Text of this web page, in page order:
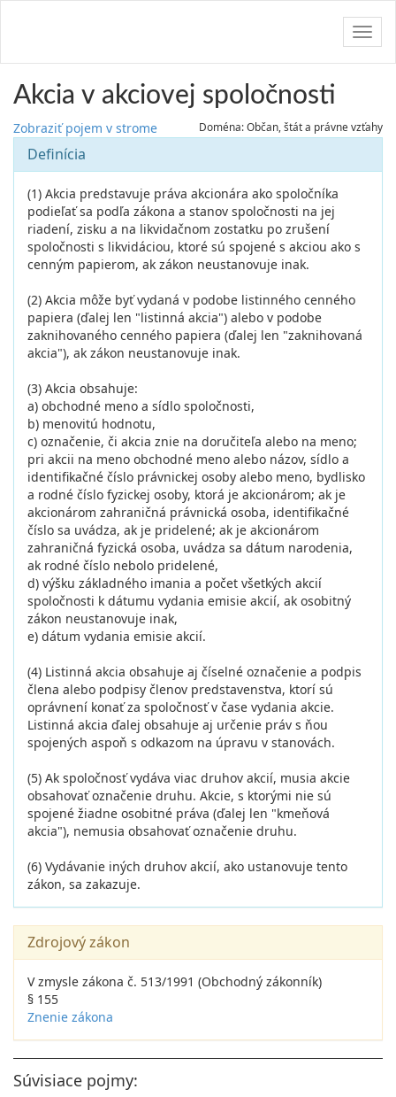
Akcia v akciovej spoločnosti
Zobraziť pojem v strome Doména: Občan, štát a právne vzťahy
Definícia
(1) Akcia predstavuje práva akcionára ako spoločníka
podieľať sa podľa zákona a stanov spoločnosti na jej
riadení, zisku a na likvidačnom zostatku po zrušení
spoločnosti s likvidáciou, ktoré sú spojené s akciou ako s
cenným papierom, ak zákon neustanovuje inak.
(2) Akcia môže byť vydaná v podobe listinného cenného
papiera (ďalej len "listinná akcia") alebo v podobe
zaknihovaného cenného papiera (ďalej len "zaknihovaná
akcia"), ak zákon neustanovuje inak.
(3) Akcia obsahuje:
a) obchodné meno a sídlo spoločnosti,
b) menovitú hodnotu,
c) označenie, či akcia znie na doručiteľa alebo na meno;
pri akcii na meno obchodné meno alebo názov, sídlo a
identifikačné číslo právnickej osoby alebo meno, bydlisko
a rodné číslo fyzickej osoby, ktorá je akcionárom; ak je
akcionárom zahraničná právnická osoba, identifikačné
číslo sa uvádza, ak je pridelené; ak je akcionárom
zahraničná fyzická osoba, uvádza sa dátum narodenia,
ak rodné číslo nebolo pridelené,
d) výšku základného imania a počet všetkých akcií
spoločnosti k dátumu vydania emisie akcií, ak osobitný
zákon neustanovuje inak,
e) dátum vydania emisie akcií.
(4) Listinná akcia obsahuje aj číselné označenie a podpis
člena alebo podpisy členov predstavenstva, ktorí sú
oprávnení konať za spoločnosť v čase vydania akcie.
Listinná akcia ďalej obsahuje aj určenie práv s ňou
spojených aspoň s odkazom na úpravu v stanovách.
(5) Ak spoločnosť vydáva viac druhov akcií, musia akcie
obsahovať označenie druhu. Akcie, s ktorými nie sú
spojené žiadne osobitné práva (ďalej len "kmeňová
akcia"), nemusia obsahovať označenie druhu.
(6) Vydávanie iných druhov akcií, ako ustanovuje tento
zákon, sa zakazuje.
Zdrojový zákon
V zmysle zákona č. 513/1991 (Obchodný zákonník)
§ 155
Znenie zákona
Súvisiace pojmy: